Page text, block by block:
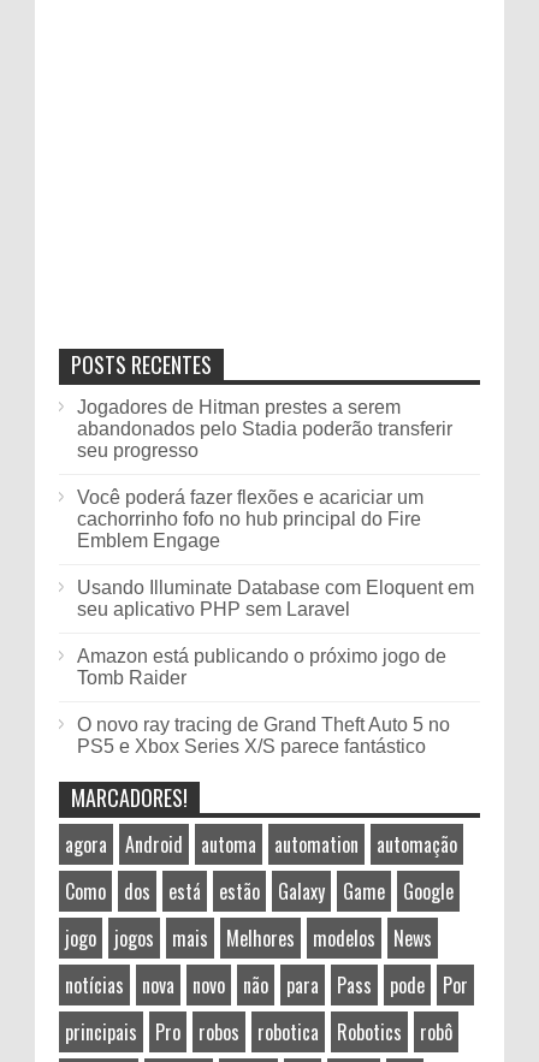
POSTS RECENTES
Jogadores de Hitman prestes a serem
abandonados pelo Stadia poderão transferir
seu progresso
Você poderá fazer flexões e acariciar um
cachorrinho fofo no hub principal do Fire
Emblem Engage
Usando Illuminate Database com Eloquent em
seu aplicativo PHP sem Laravel
Amazon está publicando o próximo jogo de
Tomb Raider
O novo ray tracing de Grand Theft Auto 5 no
PS5 e Xbox Series X/S parece fantástico
MARCADORES!
agora Android automa automation
automação
Como
dos está estão Galaxy Game
Google
jogo
jogos mais Melhores modelos
News
notícias
nova novo não para Pass pode
Por
principais
Pro robos robotica Robotics
robô